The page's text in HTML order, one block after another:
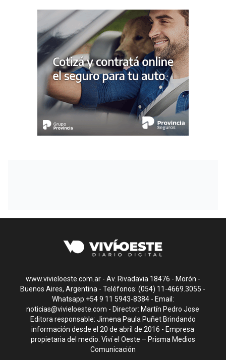
www.vivieloeste.com.ar - Av. Rivadavia 18476 - Morón -
Buenos Aires, Argentina - Teléfonos: (054) 11-4669.3055 -
Whatsapp:+54 9 11 5943-8384 - Email:
noticias@vivieloeste.com - Director: Martín Pedro Jose
Editora responsable: Jimena Paula Puñet Brindando
información desde el 20 de abril de 2016 - Empresa
propietaria del medio: Viví el Oeste – Prisma Medios
Comunicación